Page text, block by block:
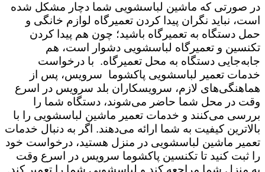
در صورتی که ماشین لباسشویی شما دچار مشکل شده
است،‌ نباید نگران پیدا کردن تعمیرگاه لوازم خانگی و
حمل دستگاه به تعمیرگاه باشید؛ چون هم پیدا کردن
تکنسین و تعمیرگاه لباسشویی دشوار است، هم
جابه‌جایی دستگاه به محل تعمیرگاه. با درخواست
خدمات تعمیر لباسشویی پاکشوما سرویس،‌ پس از
هماهنگی‌های لازم، سرویسکاران بلد سرویس در اسرع
وقت در محل شما حاضر می‌شوند، دستگاه شما را
بررسی می‌کنند و خدمات تعمیر ماشین لباسشویی را با
بالاترین کیفیت به شما ارائه می‌دهند. اگر به دنبال خدمات
تعمیر ماشین لباسشویی در منزل هستید، درخواست خود
را ثبت کنید تا تکنسین پاکشوما سرویس در اسرع وقت